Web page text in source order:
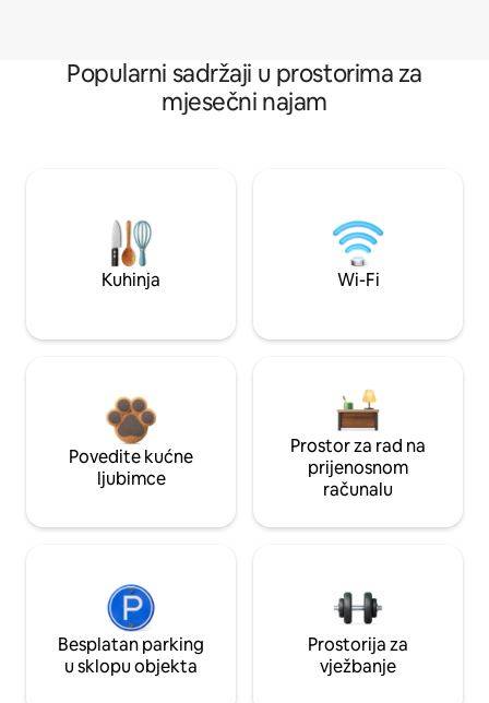
Popularni sadržaji u prostorima za
mjesečni najam
Kuhinja Wi-Fi
Povedite kućne
ljubimce
Prostor za rad na
prijenosnom
računalu
Besplatan parking
u sklopu objekta
Prostorija za
vježbanje